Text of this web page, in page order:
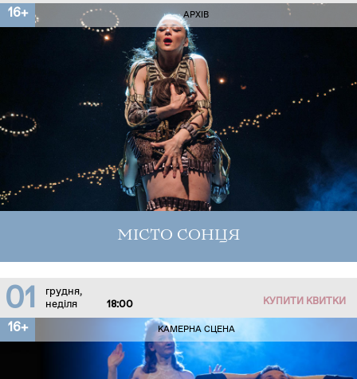
16+ АРХІВ
МІСТО СОНЦЯ
01
грудня,
неділя
18:00 КУПИТИ КВИТКИ
16+ КАМЕРНА СЦЕНА